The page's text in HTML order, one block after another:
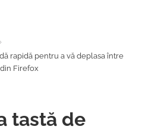
rapidă pentru a vă deplasa între
Firefox
tastă de